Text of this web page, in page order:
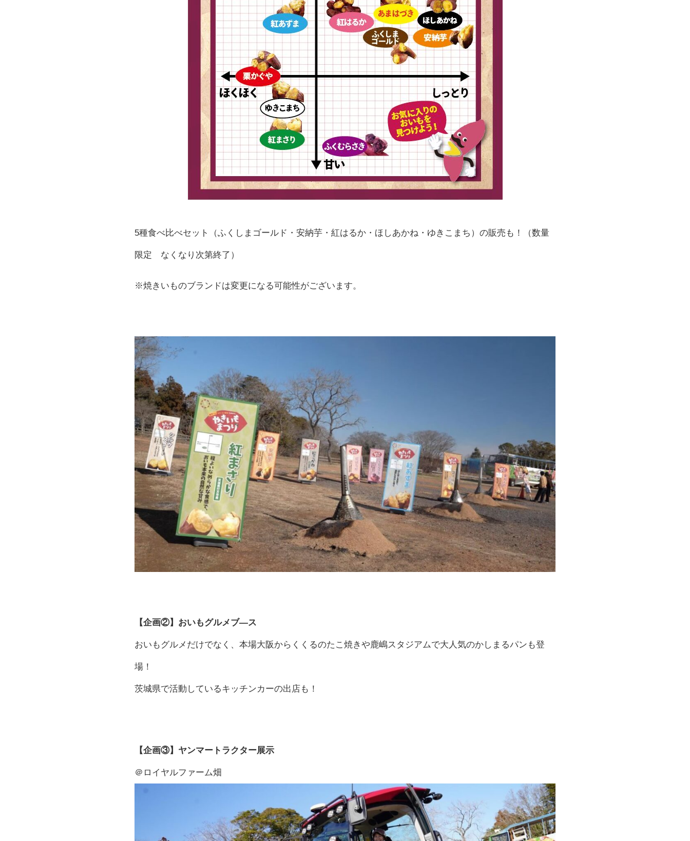
5種食べ比べセット（ふくしまゴールド・安納芋・紅はるか・ほしあかね・ゆきこまち）の販売も！（数量
限定 なくなり次第終了）
※焼きいものブランドは変更になる可能性がございます。
【企画②】おいもグルメブ―ス
おいもグルメだけでなく、本場大阪からくくるのたこ焼きや鹿嶋スタジアムで大人気のかしまるパンも登
場！
茨城県で活動しているキッチンカーの出店も！
【企画③】ヤンマートラクター展示
＠ロイヤルファーム畑